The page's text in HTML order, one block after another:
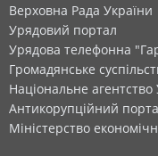
Верховна Рада України
Урядовий портал
Урядова телефонна
Громадянське
Національне
Антикорупційний
Міністерство